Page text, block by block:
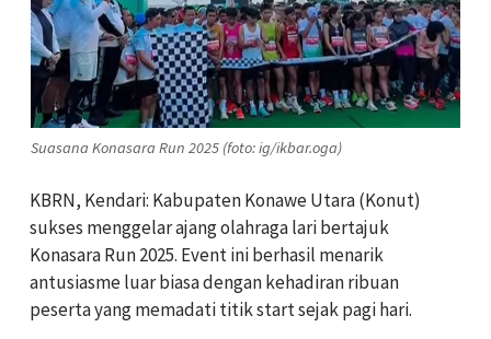
Suasana Konasara Run 2025 (foto: ig/ikbar.oga)
KBRN, Kendari: Kabupaten Konawe Utara (Konut)
sukses menggelar ajang olahraga lari bertajuk
Konasara Run 2025. Event ini berhasil menarik
antusiasme luar biasa dengan kehadiran ribuan
peserta yang memadati titik start sejak pagi hari.